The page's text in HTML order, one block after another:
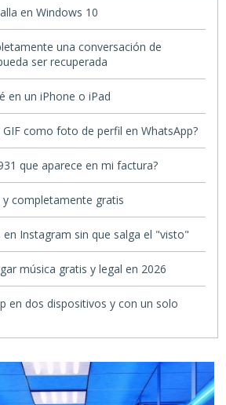
en Windows 10
una conversación de
ser recuperada
en un iPhone o iPad
GIF como foto de perfil en WhatsApp?
que aparece en mi factura?
y completamente gratis
Instagram sin que salga el "visto"
música gratis y legal en 2026
en dos dispositivos y con un solo